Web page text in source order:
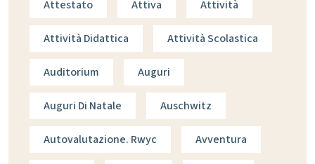
Attestato Attiva Attività
Attività Didattica Attività Scolastica
Auditorium Auguri
Auguri Di Natale Auschwitz
Autovalutazione. Rwyc Avventura